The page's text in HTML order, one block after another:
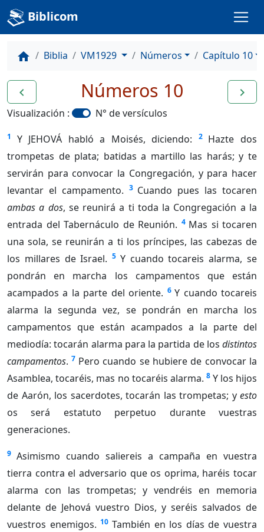
Biblicom
home Biblia VM1929 Números Capítulo 10
navigate_before navigate_next
Números 10
Visualización : N° de versículos
1 Y JEHOVÁ habló a Moisés, diciendo: 2 Hazte dos
trompetas de plata; batidas a martillo las harás; y te
servirán para convocar la Congregación, y para hacer
levantar el campamento. 3 Cuando pues las tocaren
ambas a dos, se reunirá a ti toda la Congregación a la
entrada del Tabernáculo de Reunión. 4 Mas si tocaren
una sola, se reunirán a ti los príncipes, las cabezas de
los millares de Israel. 5 Y cuando tocareis alarma, se
pondrán en marcha los campamentos que están
acampados a la parte del oriente. 6 Y cuando tocareis
alarma la segunda vez, se pondrán en marcha los
campamentos que están acampados a la parte del
mediodía: tocarán alarma para la partida de los distintos
campamentos. 7 Pero cuando se hubiere de convocar la
Asamblea, tocaréis, mas no tocaréis alarma. 8 Y los hijos
de Aarón, los sacerdotes, tocarán las trompetas; y esto
os será estatuto perpetuo durante vuestras
generaciones.
9 Asimismo cuando saliereis a campaña en vuestra
tierra contra el adversario que os oprima, haréis tocar
alarma con las trompetas; y vendréis en memoria
delante de Jehová vuestro Dios, y seréis salvados de
vuestros enemigos. 10 También en los días de vuestra